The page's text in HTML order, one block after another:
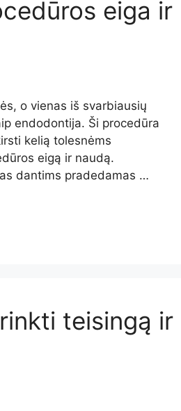
eiga ir
o vienas iš svarbiausių
endodontija. Ši procedūra
kelią tolesnėms
eigą ir naudą.
dantims pradedamas …
teisingą ir